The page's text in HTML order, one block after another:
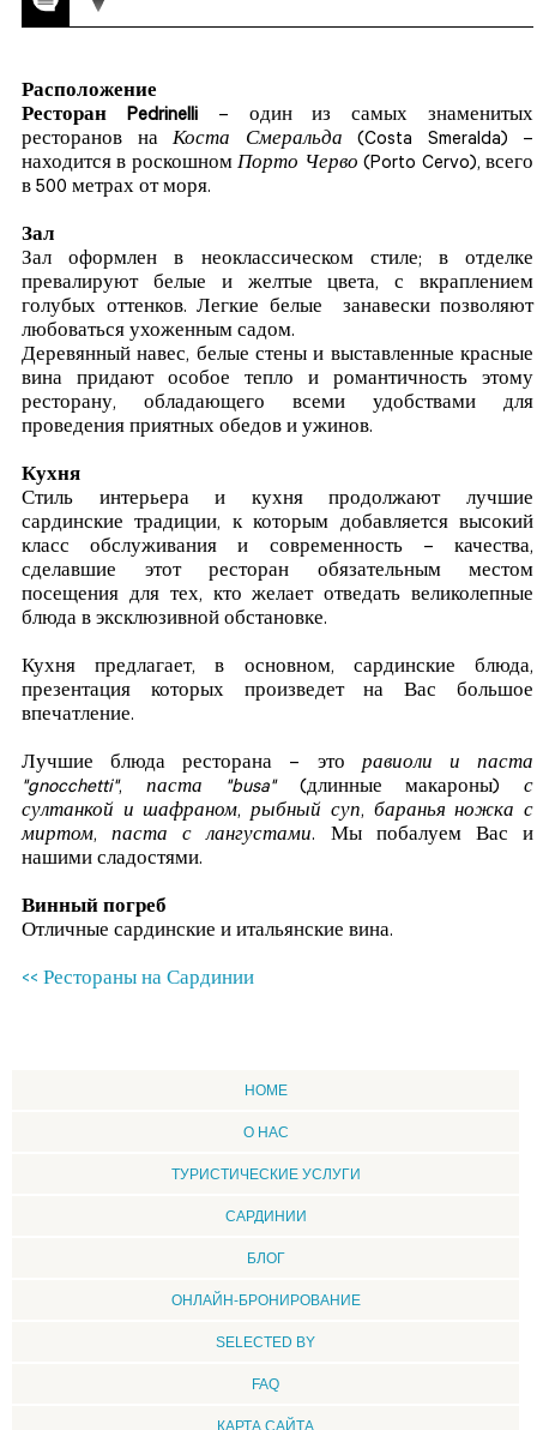
Расположение
Ресторан Pedrinelli– один из самых знаменитых
ресторанов на Коста Смеральда (Costa Smeralda) –
находится в роскошномПорто Черво(Porto Cervo), всего
в 500 метрах от моря.
Зал
Зал оформлен в неоклассическом стиле; в отделке
превалируют белые и желтые цвета, с вкраплением
голубых оттенков. Легкие белые занавески позволяют
любоваться ухоженным садом.
Деревянный навес, белые стены и выставленные красные
вина придают особое тепло и романтичность этому
ресторану, обладающего всеми удобствами для
проведения приятных обедов и ужинов.
Кухня
Стиль интерьера и кухня продолжают лучшие
сардинские традиции, к которым добавляется высокий
класс обслуживания и современность – качества,
сделавшие этот ресторан обязательным местом
посещения для тех, кто желает отведать великолепные
блюда в эксклюзивной обстановке.
Кухня предлагает, в основном, сардинские блюда,
презентация которых произведет на Вас большое
впечатление.
Лучшие блюда ресторана – это равиоли и паста
"gnocchetti", паста "busa" (длинные макароны)с
султанкой и шафраном,рыбный суп, баранья ножка с
миртом,паста с лангустами. Мы побалуем Вас и
нашими сладостями.
Винный погреб
Отличные сардинские и итальянские вина.
<< Рестораны на Сардинии
HOME
О НАС
ТУРИСТИЧЕСКИЕ УСЛУГИ
CАРДИНИИ
БЛОГ
ОНЛАЙН-БРОНИРОВАНИЕ
SELECTED BY
FAQ
КАРТА САЙТА